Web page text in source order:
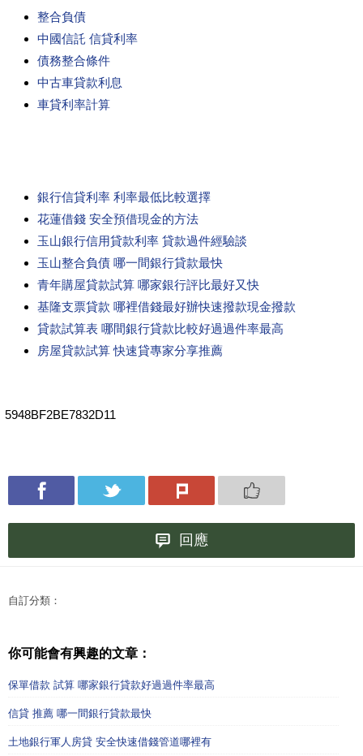
整合負債
中國信託 信貸利率
債務整合條件
中古車貸款利息
車貸利率計算
銀行信貸利率 利率最低比較選擇
花蓮借錢 安全預借現金的方法
玉山銀行信用貸款利率 貸款過件經驗談
玉山整合負債 哪一間銀行貸款最快
青年購屋貸款試算 哪家銀行評比最好又快
基隆支票貸款 哪裡借錢最好辦快速撥款現金撥款
貸款試算表 哪間銀行貸款比較好過過件率最高
房屋貸款試算 快速貸專家分享推薦
5948BF2BE7832D11
回應
自訂分類：
你可能會有興趣的文章：
保單借款 試算 哪家銀行貸款好過過件率最高
信貸 推薦 哪一間銀行貸款最快
土地銀行軍人房貸 安全快速借錢管道哪裡有